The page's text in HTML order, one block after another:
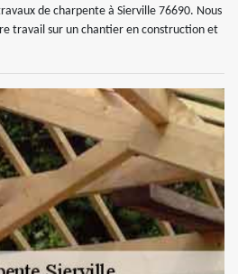
de charpente à Sierville 76690. Nous
travail sur un chantier en construction et